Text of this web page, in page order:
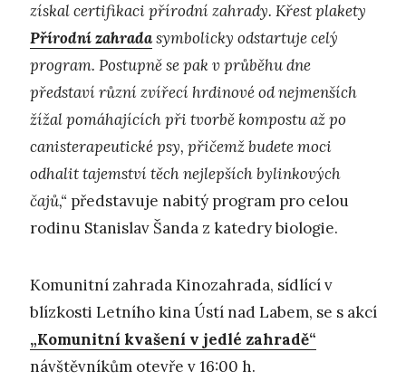
získal certifikaci přírodní zahrady. Křest plakety
Přírodní zahradasymbolicky odstartuje celý
program. Postupně se pak v průběhu dne
představí různí zvířecí hrdinové od nejmenších
žížal pomáhajících při tvorbě kompostu až po
canisterapeutické psy, přičemž budete moci
odhalit tajemství těch nejlepších bylinkových
čajů,“ představuje nabitý program pro celou
rodinu Stanislav Šanda z katedry biologie.
Komunitní zahrada Kinozahrada, sídlící v
blízkosti Letního kina Ústí nad Labem, se s akcí
„Komunitní kvašení v jedlé zahradě“
návštěvníkům otevře v 16:00 h.